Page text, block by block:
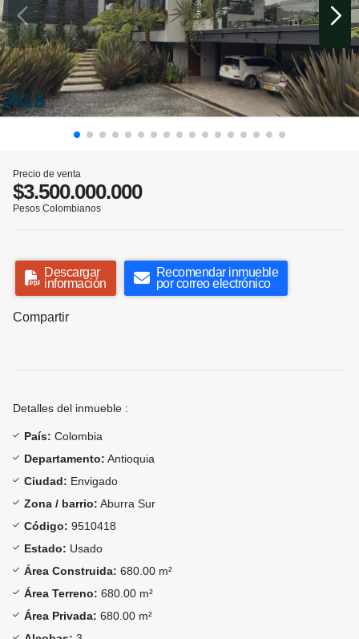
Precio de venta
$3.500.000.000
Pesos Colombianos
Descargar
información
Recomendar inmueble
por correo electrónico
Compartir
Detalles del inmueble :
País: Colombia
Departamento: Antioquia
Ciudad: Envigado
Zona / barrio: Aburra Sur
Código: 9510418
Estado: Usado
Área Construida: 680.00 m²
Área Terreno: 680.00 m²
Área Privada: 680.00 m²